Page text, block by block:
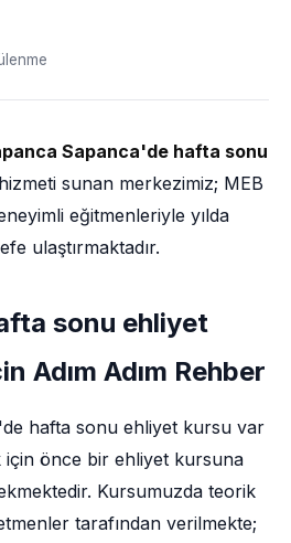
Sapanca'de hafta sonu
hizmeti sunan merkezimiz; MEB
eğitmenleriyle yılda
ulaştırmaktadır.
sonu ehliyet
Adım Adım Rehber
hafta sonu ehliyet kursu var
için önce bir ehliyet kursuna
Kursumuzda teorik
tarafından verilmekte;